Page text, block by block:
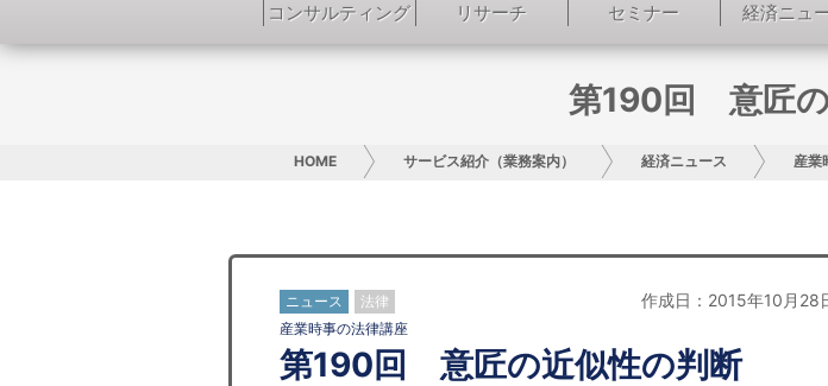
コンサルティング
リサーチ セミナー 経済ニュ
第190回 意匠
HOME サービス紹介（業務案内） 経済ニュース 産業
ニュース 法律 作成日：2015年10月
産業時事の法律講座
第190回 意匠の近似性の判断